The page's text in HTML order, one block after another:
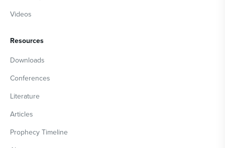
Videos
Resources
Downloads
Conferences
Literature
Articles
Prophecy Timeline